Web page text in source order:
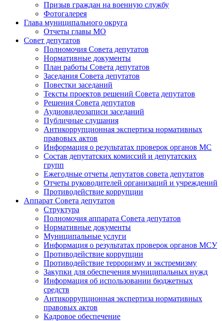
Призыв граждан на военную службу
Фотогалерея
Глава муниципального округа
Отчеты главы МО
Совет депутатов
Полномочия Совета депутатов
Нормативные документы
План работы Совета депутатов
Заседания Cовета депутатов
Повестки заседаний
Тексты проектов решений Совета депутатов
Решения Совета депутатов
Аудиовидеозаписи заседаний
Публичные слушания
Антикоррупционная экспертиза нормативных
правовых актов
Информация о результатах проверок органов МС
Состав депутатских комиссий и депутатских
групп
Ежегодные отчеты депутатов совета депутатов
Отчеты руководителей организаций и учреждений
Противодействие коррупции
Аппарат Совета депутатов
Структура
Полномочия аппарата Совета депутатов
Нормативные документы
Муниципальные услуги
Информация о результатах проверок органов МСУ
Противодействие коррупции
Противодействие терроризму и экстремизму
Закупки для обеспечения муниципальных нужд
Информация об использовании бюджетных
средств
Антикоррупционная экспертиза нормативных
правовых актов
Кадровое обеспечение